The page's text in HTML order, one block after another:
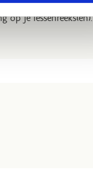
je lessenreeks(en).